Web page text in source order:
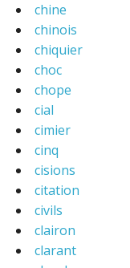
chine
chinois
chiquier
choc
chope
cial
cimier
cinq
cisions
citation
civils
clairon
clarant